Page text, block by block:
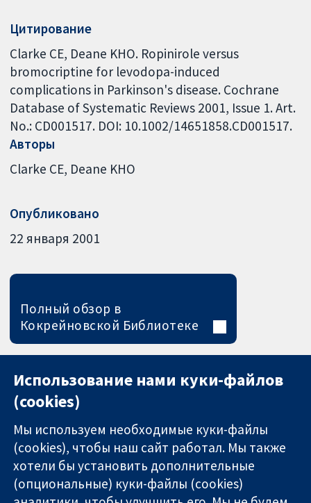
Цитирование
Clarke CE, Deane KHO. Ropinirole versus
bromocriptine for levodopa-induced
complications in Parkinson's disease. Cochrane
Database of Systematic Reviews 2001, Issue 1. Art.
No.: CD001517. DOI: 10.1002/14651858.CD001517.
Авторы
Clarke CE Deane KHO
Опубликовано
22 января 2001
Полный обзор в
Кокрейновской Библиотеке
Использование нами куки-файлов
(cookies)
Мы используем необходимые куки-файлы
(cookies), чтобы наш сайт работал. Мы также
хотели бы установить дополнительные
(опциональные) куки-файлы (cookies)